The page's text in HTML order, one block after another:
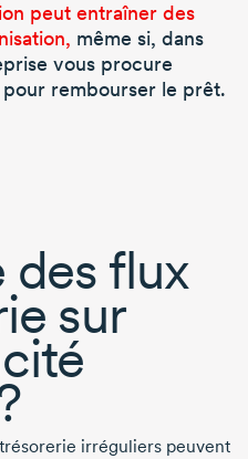
peut entraîner des
même si, dans
vous procure
rembourser le prêt.
des flux
sur
irréguliers peuvent